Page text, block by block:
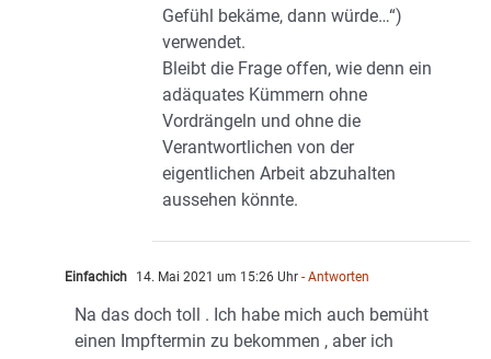
Gefühl bekäme, dann würde…“)
verwendet.
Bleibt die Frage offen, wie denn ein
adäquates Kümmern ohne
Vordrängeln und ohne die
Verantwortlichen von der
eigentlichen Arbeit abzuhalten
aussehen könnte.
Einfachich 14. Mai 2021 um 15:26 Uhr - Antworten
Na das doch toll . Ich habe mich auch bemüht
einen Impftermin zu bekommen , aber ich